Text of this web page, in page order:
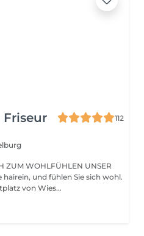
Friseur
112
ZUM WOHLFÜHLEN UNSER
von Wies...